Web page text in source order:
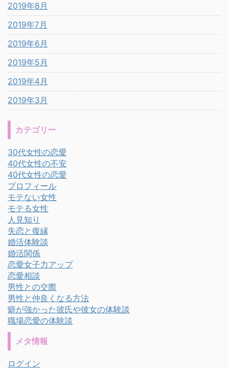
2019年8月
2019年7月
2019年6月
2019年5月
2019年4月
2019年3月
カテゴリー
30代女性の恋愛
40代女性の不安
40代女性の恋愛
プロフィール
モテない女性
モテる女性
人見知り
失恋と復縁
婚活体験談
婚活関係
恋愛女子力アップ
恋愛相談
男性との交際
男性と仲良くなる方法
癖が強かった彼氏や彼女の体験談
職場恋愛の体験談
メタ情報
ログイン